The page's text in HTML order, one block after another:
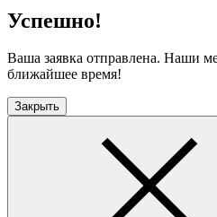
Успешно!
Ваша заявка отправлена. Наши
ближайшее время!
Закрыть